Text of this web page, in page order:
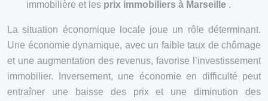
immobilière et les prix immobiliers à Marseille .
La situation économique locale joue un rôle déterminant.
Une économie dynamique, avec un faible taux de chômage
et une augmentation des revenus, favorise l’investissement
immobilier. Inversement, une économie en difficulté peut
entraîner une baisse des prix et une diminution des